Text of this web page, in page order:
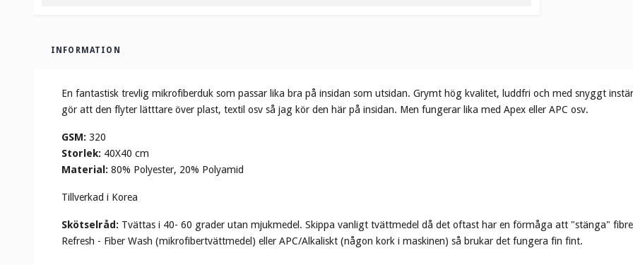
INFORMATION
En fantastisk trevlig mikrofiberduk som passar lika bra på insidan som utsidan. Grymt hög kvalitet, luddfri och med snyggt
gör att den flyter lätttare över plast, textil osv så jag kör den här på insidan. Men fungerar lika med Apex eller APC osv.
GSM: 320
Storlek: 40X40 cm
Material: 80% Polyester, 20% Polyamid
Tillverkad i Korea
Skötselråd: Tvättas i 40- 60 grader utan mjukmedel. Skippa vanligt tvättmedel då det oftast har en förmåga att "stänga"
Refresh - Fiber Wash (mikrofibertvättmedel) eller APC/Alkaliskt (någon kork i maskinen) så brukar det fungera fin fint.